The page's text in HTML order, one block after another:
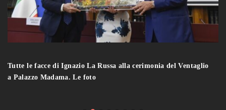
Tutte le facce di Ignazio La Russa alla cerimonia del Ventaglio
a Palazzo Madama. Le foto